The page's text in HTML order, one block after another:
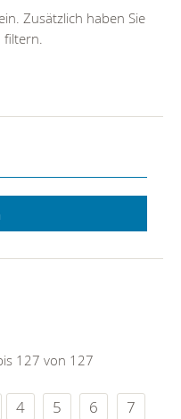
Zusätzlich haben Sie
filtern.
127 von 127
4 5 6
7